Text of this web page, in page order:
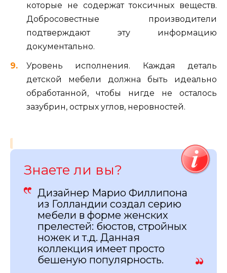
которые не содержат токсичных веществ.
Добросовестные производители
подтверждают эту информацию
документально.
Уровень исполнения. Каждая деталь
детской мебели должна быть идеально
обработанной, чтобы нигде не осталось
зазубрин, острых углов, неровностей.
Знаете ли вы?
Дизайнер Марио Филлипона
из Голландии создал серию
мебели в форме женских
прелестей: бюстов, стройных
ножек и т.д. Данная
коллекция имеет просто
бешеную популярность.